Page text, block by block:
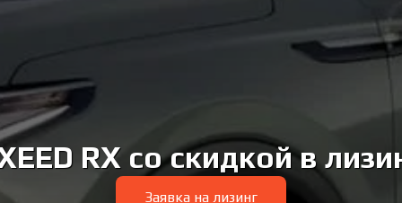
RX со скидкой в
Заявка на лизинг